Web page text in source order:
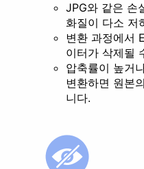
JPG와 같은 손
화질이 다소 저
변환 과정에서
이터가 삭제될
압축률이 높거
변환하면 원본
니다.